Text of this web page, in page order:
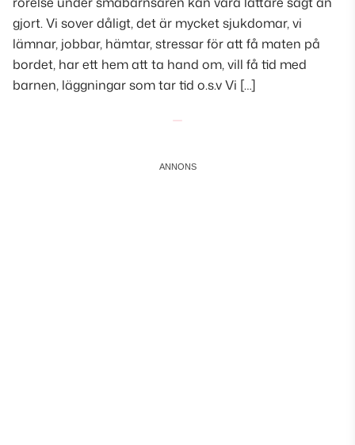
gjort. Vi sover dåligt, det är mycket sjukdomar, vi
lämnar, jobbar, hämtar, stressar för att få maten på
bordet, har ett hem att ta hand om, vill få tid med
barnen, läggningar som tar tid o.s.v Vi […]